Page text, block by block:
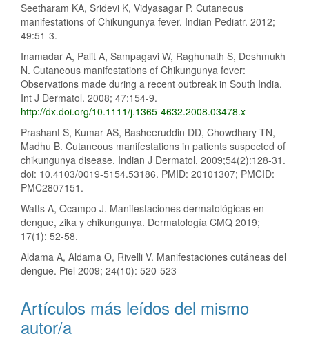
Seetharam KA, Sridevi K, Vidyasagar P. Cutaneous
manifestations of Chikungunya fever. Indian Pediatr. 2012;
49:51-3.
Inamadar A, Palit A, Sampagavi W, Raghunath S, Deshmukh
N. Cutaneous manifestations of Chikungunya fever:
Observations made during a recent outbreak in South India.
Int J Dermatol. 2008; 47:154-9.
http://dx.doi.org/10.1111/j.1365-4632.2008.03478.x
Prashant S, Kumar AS, Basheeruddin DD, Chowdhary TN,
Madhu B. Cutaneous manifestations in patients suspected of
chikungunya disease. Indian J Dermatol. 2009;54(2):128-31.
doi: 10.4103/0019-5154.53186. PMID: 20101307; PMCID:
PMC2807151.
Watts A, Ocampo J. Manifestaciones dermatológicas en
dengue, zika y chikungunya. Dermatología CMQ 2019;
17(1): 52-58.
Aldama A, Aldama O, Rivelli V. Manifestaciones cutáneas del
dengue. Piel 2009; 24(10): 520-523
Artículos más leídos del mismo
autor/a